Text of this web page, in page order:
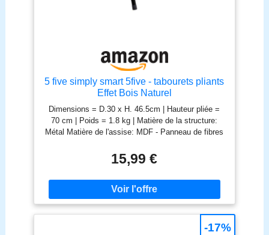
5 five simply smart 5five - tabourets pliants
Effet Bois Naturel
Dimensions = D.30 x H. 46.5cm | Hauteur pliée =
70 cm | Poids = 1.8 kg | Matière de la structure:
Métal Matière de l'assise: MDF - Panneau de fibres
15,99 €
-17%